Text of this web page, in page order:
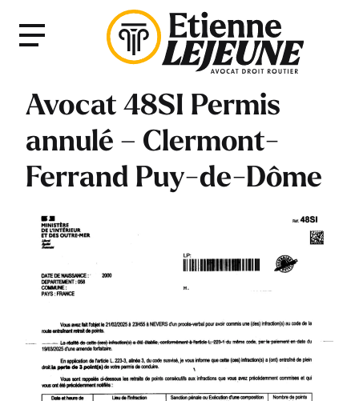
Menu
Avocat 48SI Permis
annulé – Clermont-
Ferrand Puy-de-Dôme
Fermer